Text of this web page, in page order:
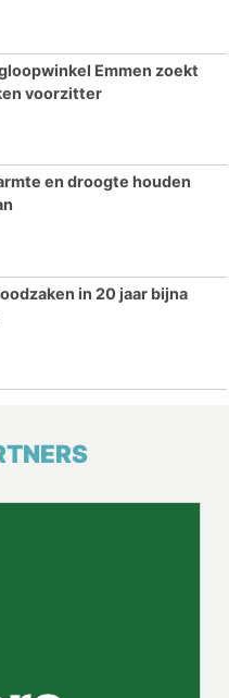
Emmen zoekt
voorzitter
en droogte houden
in 20 jaar bijna